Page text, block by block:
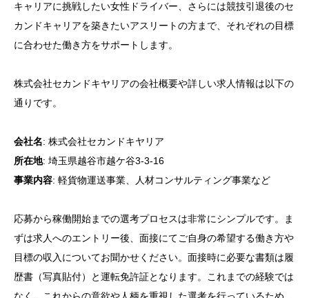
キャリアに挑戦したい女性ドライバー、さらには競技引退後のセ
カンドキャリアを築きたいアスリートの方まで、それぞれの目標
に合わせた働き方をサポートします。
株式会社セカンドキヤリアの会社概要や詳しい求人情報は以下の
通りです。
会社名: 株式会社セカンドキヤリア
所在地: 埼玉県越谷市越ケ谷3-3-16
事業内容: 軽貨物運送事業、人材コンサルティング事業など
応募から稼働開始までの選考プロセスは非常にシンプルです。ま
ずは求人へのエントリー後、面接にてご自身の希望する働き方や
目標の収入についてお聞かせください。面接時に必要な書類は履
歴書（写真貼付）と運転免許証となります。これまでの経験では